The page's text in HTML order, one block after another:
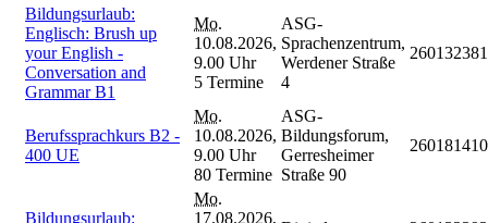
Bildungsurlaub:
Englisch: Brush up
your English -
Conversation and
Grammar B1
Mo.
10.08.2026,
9.00 Uhr
5 Termine
ASG-
Sprachenzentrum,
Werdener Straße
4
Berufssprachkurs B2 -
400 UE
Mo.
10.08.2026,
9.00 Uhr
80 Termine
ASG-
Bildungsforum,
Gerresheimer
Straße 90
Bildungsurlaub:
Mo.
17.08.2026,